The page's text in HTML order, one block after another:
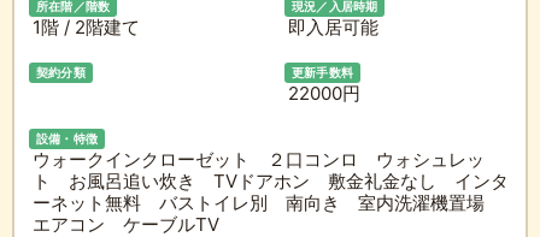
所在階／階数
1階 / 2階建て
現況／入居時期
即入居可能
契約分類 更新手数料
22000円
設備・特徴
ウォークインクローゼット ２口コンロ ウォシュレッ
ト お風呂追い炊き TVドアホン 敷金礼金なし インタ
ーネット無料 バストイレ別 南向き 室内洗濯機置場
エアコン ケーブルTV